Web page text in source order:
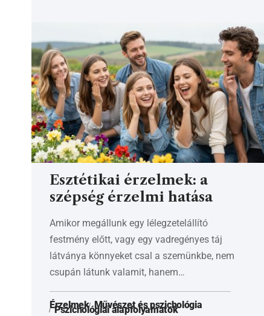
Esztétikai érzelmek: a
szépség érzelmi hatása
Amikor megállunk egy lélegzetelállító
festmény előtt, vagy egy vadregényes táj
látványa könnyeket csal a szemünkbe, nem
csupán látunk valamit, hanem…
Érzelmek Művészet és pszichológia
Pszichológiai alapfolyamatok